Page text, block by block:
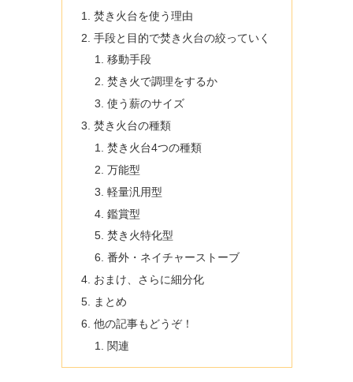
焚き火台を使う理由
手段と目的で焚き火台の絞っていく
移動手段
焚き火で調理をするか
使う薪のサイズ
焚き火台の種類
焚き火台4つの種類
万能型
軽量汎用型
鑑賞型
焚き火特化型
番外・ネイチャーストーブ
おまけ、さらに細分化
まとめ
他の記事もどうぞ！
関連